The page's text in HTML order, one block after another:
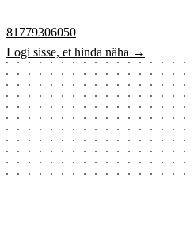
81779306050
Logi sisse, et hinda näha →